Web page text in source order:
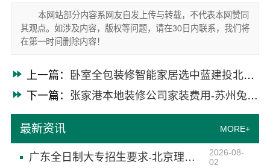
本网站部分内容系网友自发上传与转载，不代表本网赞同
其观点。如涉及内容，版权等问题，请在30日内联系，我们将
在第一时间删除内容！
上一篇：
卧室全包装修智能家居选中蓝建投北京武功分公司
下一篇： 张家港本地装修公司家装费用-苏州兔哥哥智装新材料有限公司
最新资讯 MORE+
广东全日制大专招生要求-北京理工大学珠海学院继教院
2026-08-
02